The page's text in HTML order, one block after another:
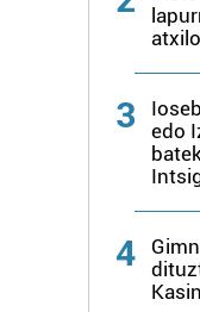
Lortu zure datu
buruzko informazio
datuen atalean.
zure baimena
Webgune honek
fitxategiak
zerbitzuak
baliatzen gara.
erabiltzeko baimen
3
edo
4